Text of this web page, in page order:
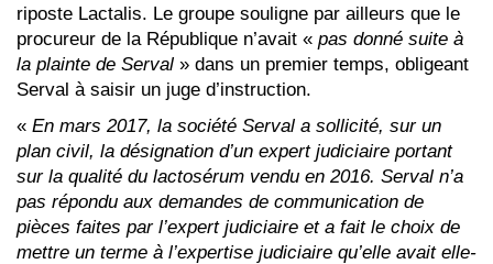
riposte Lactalis. Le groupe souligne par ailleurs que le
procureur de la République n’avait « pas donné suite à
la plainte de Serval » dans un premier temps, obligeant
Serval à saisir un juge d’instruction.
« En mars 2017, la société Serval a sollicité, sur un
plan civil, la désignation d’un expert judiciaire portant
sur la qualité du lactosérum vendu en 2016. Serval n’a
pas répondu aux demandes de communication de
pièces faites par l’expert judiciaire et a fait le choix de
mettre un terme à l’expertise judiciaire qu’elle avait elle-